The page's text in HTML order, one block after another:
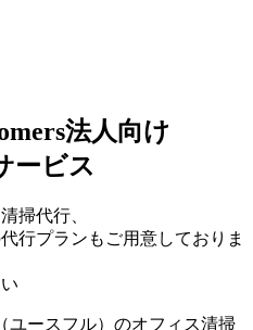
法人向け
ービス
掃代行、
行プランもご用意しておりま